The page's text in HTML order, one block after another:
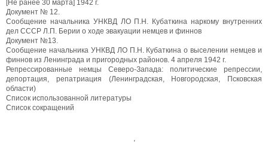
[Не ранее 30 марта] 1942 г.
Документ № 12.
Сообщение начальника УНКВД ЛО П.Н. Кубаткина наркому внутренних
дел СССР Л.П. Берии о ходе эвакуации немцев и финнов
Документ №13.
Сообщение начальника УНКВД ЛО П.Н. Кубаткина о выселении немцев и
финнов из Ленинграда и пригородных районов. 4 апреля 1942 г.
Репрессированные немцы Северо-Запада: политические репрессии,
депортация, репатриация (Ленинградская, Новгородская, Псковская
области)
Список использованной литературы
Список сокращений
,